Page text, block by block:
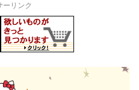
ーリンク